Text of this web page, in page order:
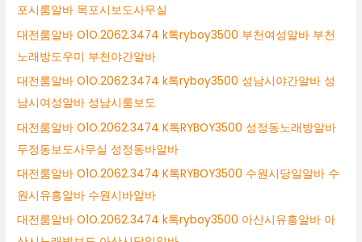
포시룸알바 목포시보도사무실
대전룸알바 O1O.2062.3474 k톡ryboy3500 부천여성알바 부천
노래방도우미 부천야간알바
대전룸알바 O1O.2062.3474 k톡ryboy3500 성남시야간알바 성
남시여성알바 성남시룸보도
대전룸알바 O1O.2062.3474 K톡RYBOY3500 성정동노래방알바
두정동보도사무실 성정동바알바
대전룸알바 O1O.2062.3474 K톡RYBOY3500 수원시당일알바 수
원시유흥알바 수원시바알바
대전룸알바 O1O.2062.3474 k톡ryboy3500 아산시유흥알바 아